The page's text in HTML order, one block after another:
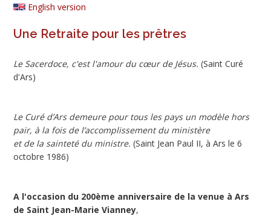
English version
Une Retraite pour les prêtres
Le Sacerdoce, c'est l'amour du cœur de Jésus. (Saint Curé
d'Ars)
Le Curé d’Ars demeure pour tous les pays un modèle hors
pair, à la fois de l’accomplissement du ministère
et de la sainteté du ministre. (Saint Jean Paul II, à Ars le 6
octobre 1986)
A l'occasion du 200ème anniversaire de la venue à Ars
de Saint Jean-Marie Vianney,